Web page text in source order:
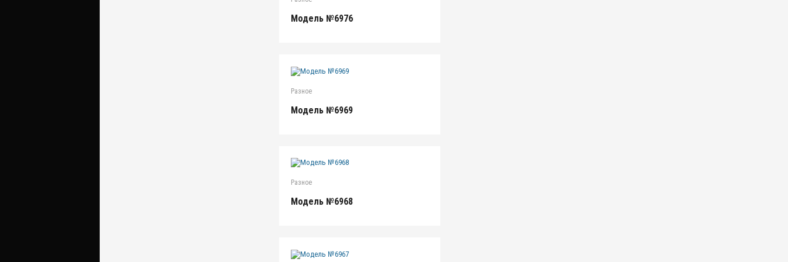
Модель №6976
Разное
Модель №6969
Разное
Модель №6968